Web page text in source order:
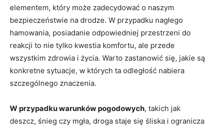
elementem, który‍ może zadecydować o naszym
‍bezpieczeństwie‍ na drodze. W ‌przypadku nagłego
hamowania, posiadanie ​odpowiedniej przestrzeni do
reakcji to nie tylko kwestia komfortu, ale przede​
wszystkim zdrowia ⁢i życia. ⁣Warto ‌zastanowić się, jakie ⁤są
‌konkretne sytuacje, w⁢ których ta odległość‌ nabiera
szczególnego znaczenia.
W przypadku warunków pogodowych, ‌takich jak
‌deszcz, śnieg czy mgła, ⁢droga staje się śliska i ogranicza